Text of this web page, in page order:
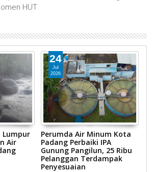
HUT
Air
24
Jul
2026
Perumda Air Minum Kota
Padang Perbaiki IPA
Gunung Pangilun, 25 Ribu
Pelanggan Terdampak
Penyesuaian